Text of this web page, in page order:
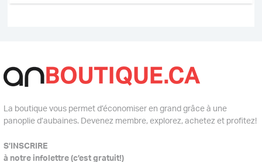
La boutique vous permet d’économiser en grand grâce à une
panoplie d’aubaines. Devenez membre, explorez, achetez et profitez!
S’INSCRIRE
à notre infolettre (c’est gratuit!)